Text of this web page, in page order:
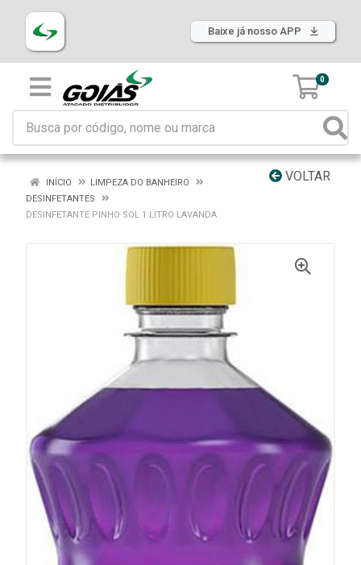
Baixe já nosso APP
0
VOLTAR
INÍCIO
LIMPEZA DO BANHEIRO
DESINFETANTES
DESINFETANTE PINHO SOL 1 LITRO LAVANDA